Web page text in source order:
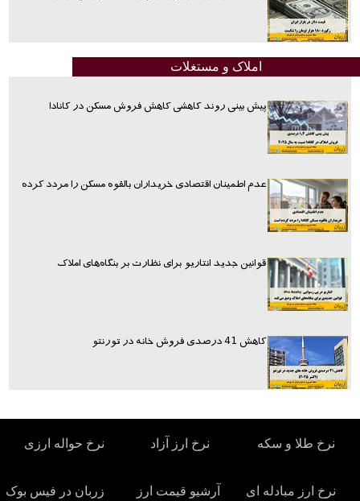
املاک و مستغلات
پیش بینی روند کاهشی کاهش فروش مسکن در کانادا
عدم اطمینان اقتصادی خریداران بالقوه مسکن را مردد کرده
قوانین جدید انتاریو برای نظارت بر بنگاه‌های املاک
کاهش 41 درصدی فروش خانه در تورنتو
نرخ طلا و سکه نرخ ارز آزاد نرخ حواله ارزی
نرخ ارز مبادله ای آرشیو قیمت ارز زربان در فیس بوک